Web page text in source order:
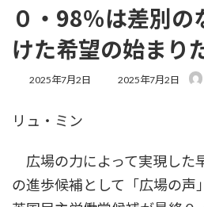
０・98％は差別の
けた希望の始まり
2025年7月2日
最
:
2025年7月2日
リュ・ミン
広場の力によって実現した
の進歩候補として「広場の声